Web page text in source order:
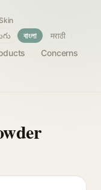
Concerns
বাংলা मराठी